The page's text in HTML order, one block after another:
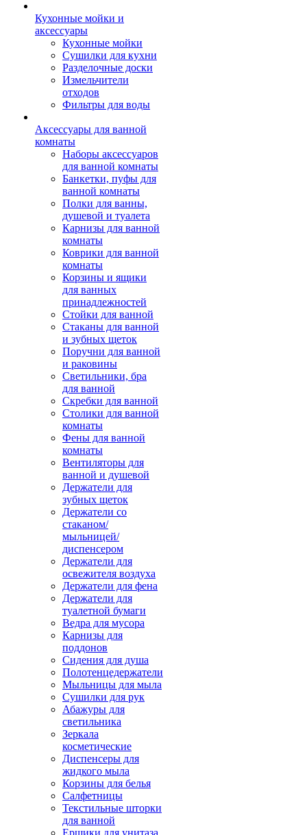
Кухонные мойки и
аксессуары
Кухонные мойки
Сушилки для кухни
Разделочные доски
Измельчители
отходов
Фильтры для воды
Аксессуары для ванной
комнаты
Наборы аксессуаров
для ванной комнаты
Банкетки, пуфы для
ванной комнаты
Полки для ванны,
душевой и туалета
Карнизы для ванной
комнаты
Коврики для ванной
комнаты
Корзины и ящики
для ванных
принадлежностей
Стойки для ванной
Стаканы для ванной
и зубных щеток
Поручни для ванной
и раковины
Светильники, бра
для ванной
Скребки для ванной
Столики для ванной
комнаты
Фены для ванной
комнаты
Вентиляторы для
ванной и душевой
Держатели для
зубных щеток
Держатели со
стаканом/
мыльницей/
диспенсером
Держатели для
освежителя воздуха
Держатели для фена
Держатели для
туалетной бумаги
Ведра для мусора
Карнизы для
поддонов
Сидения для душа
Полотенцедержатели
Мыльницы для мыла
Сушилки для рук
Абажуры для
светильника
Зеркала
косметические
Диспенсеры для
жидкого мыла
Корзины для белья
Салфетницы
Текстильные шторки
для ванной
Ершики для унитаза